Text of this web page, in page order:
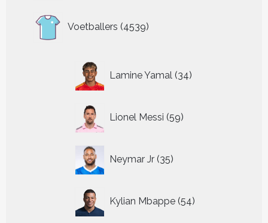
Voetballers 4539
producten
Lamine Yamal 34
producten
Lionel Messi 59
producten
Neymar Jr 35
producten
Kylian Mbappe 54
producten